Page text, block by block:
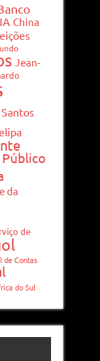
China
Jean-
da
de
de Contas
do Sul